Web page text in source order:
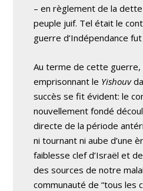
– en règlement de la
peuple juif. Tel était le
guerre d’Indépendance
Au terme de cette guerre,
emprisonnant le Yishouv
succès se fit évident: le
nouvellement fondé
directe de la période
ni tournant ni aube d’une
faiblesse clef d’Israël et
des sources de notre
communauté de “tous les